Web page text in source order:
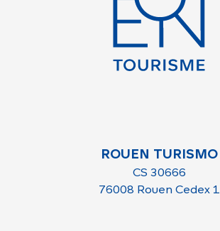
ROUEN TURISMO
CS 30666
76008 Rouen Cedex 1